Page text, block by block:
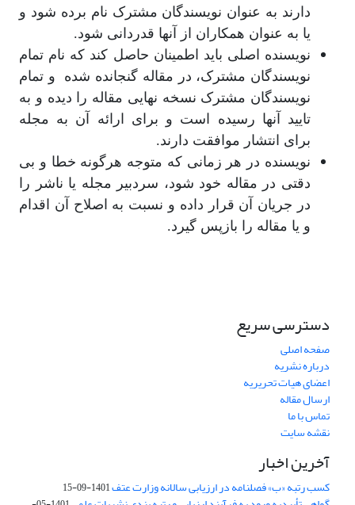
دارند به عنوان نویسندگان مشترک نام برده شود و
یا به عنوان همکاران از آنها قدردانی شود.
نویسنده اصلی باید اطمینان حاصل کند که نام تمام
نویسندگان مشترک، در مقاله گنجانده شده و تمام
نویسندگان مشترک نسخه نهایی مقاله را دیده و به
تایید آنها رسیده است و برای ارائه آن به مجله
برای انتشار موافقت دارند.
نویسنده در هر زمانی که متوجه هرگونه خطا و بی
دقتی در مقاله خود شود، سردبیر مجله یا ناشر را
در جریان آن قرار داده و نسبت به اصلاح آن اقدام
و یا مقاله را بازپس گیرد.
دسترسی سریع
صفحه اصلی
درباره نشریه
اعضای هیات تحریریه
ارسال مقاله
تماس با ما
نقشه سایت
آخرین اخبار
کسب رتبه «ب» فصلنامه در ارزیابی سالانه وزارت عتف1401-09-15